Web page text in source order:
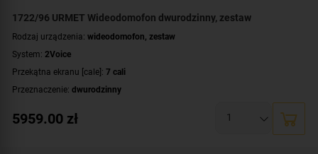
1722/96 URMET Wideodomofon dwurodzinny, zestaw
Rodzaj urządzenia: wideodomofon, zestaw
System: 2Voice
Przekątna ekranu [cale]: 7 cali
Przeznaczenie: dwurodzinny
Zawartość zestawu:
wideomonitor - 2 szt.
rozdzielacz
5959.00 zł